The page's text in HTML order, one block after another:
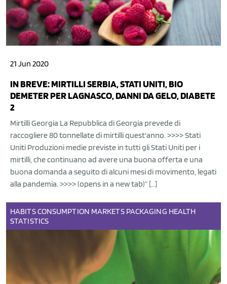
21 Jun 2020
IN BREVE: MIRTILLI SERBIA, STATI UNITI, BIO
DEMETER PER LAGNASCO, DANNI DA GELO, DIABETE
2
Mirtilli Georgia La Repubblica di Georgia prevede di
raccogliere 80 tonnellate di mirtilli quest'anno. >>>> Stati
Uniti Produzioni medie previste in tutti gli Stati Uniti per i
mirtilli, che continuano ad avere una buona offerta e una
buona domanda a seguito di alcuni mesi di movimento, legati
alla pandemia. >>>> (opens in a new tab)” […]
HABITSCONSUMPTION MARKETS PACKAGING HEALTH
STATISTICS